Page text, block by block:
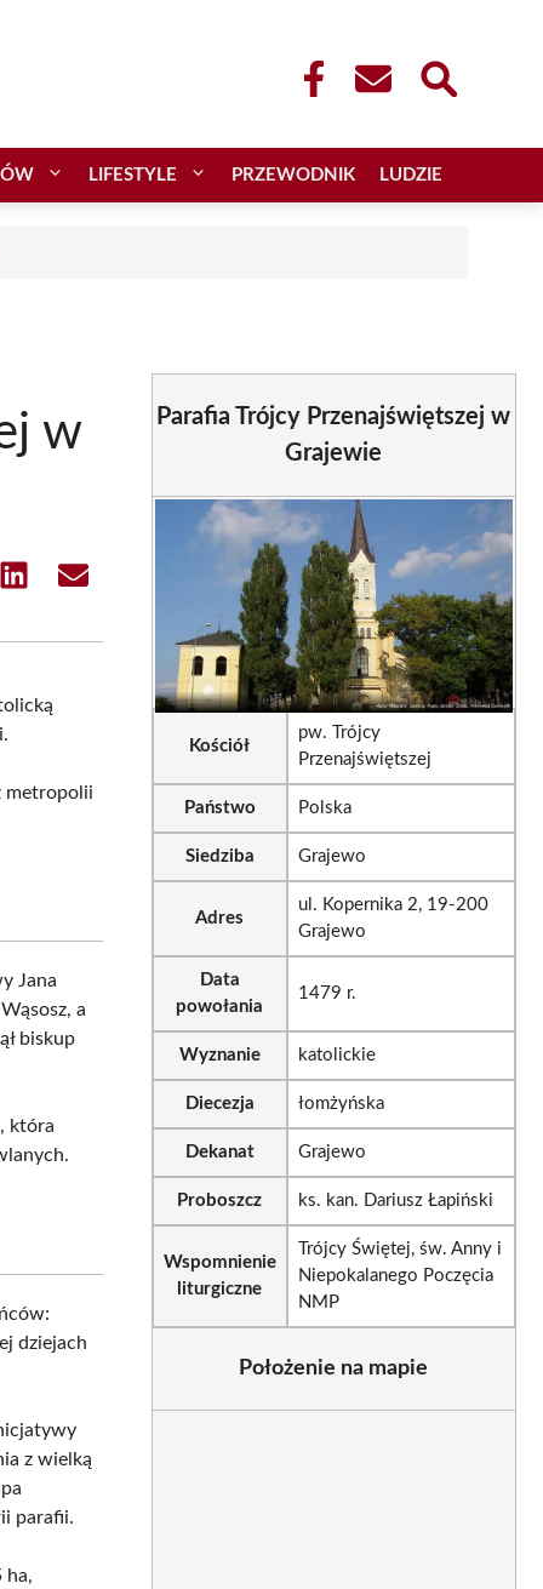
LIFESTYLE PRZEWODNIK LUDZIE
w
Share Share
metropolii
Jana
a
biskup
, która
dziejach
z wielką
parafii.
ha,
Parafia Trójcy Przenajświętszej w
Grajewie
Kościół
pw. Trójcy
Przenajświętszej
Państwo Polska
Siedziba Grajewo
Adres
ul. Kopernika 2, 19-200
Grajewo
Data
powołania
1479 r.
Wyznanie katolickie
Diecezja łomżyńska
Dekanat Grajewo
Proboszcz ks. kan. Dariusz Łapiński
Wspomnienie
liturgiczne
Trójcy Świętej, św. Anny i
Niepokalanego Poczęcia
NMP
Położenie na mapie